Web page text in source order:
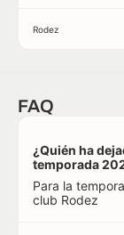
Rodez
FAQ
¿Quién ha
temporada
Para la
club Rodez